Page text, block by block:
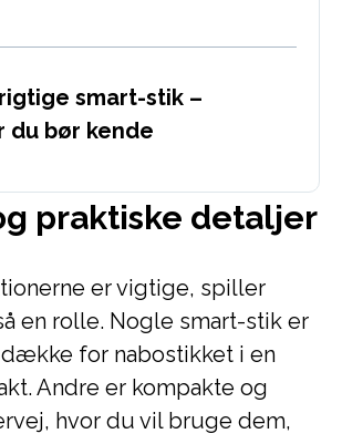
smart-stik –
du bør kende
praktiske detaljer
er vigtige, spiller
en rolle. Nogle smart-stik er
for nabostikket i en
Andre er kompakte og
hvor du vil bruge dem,